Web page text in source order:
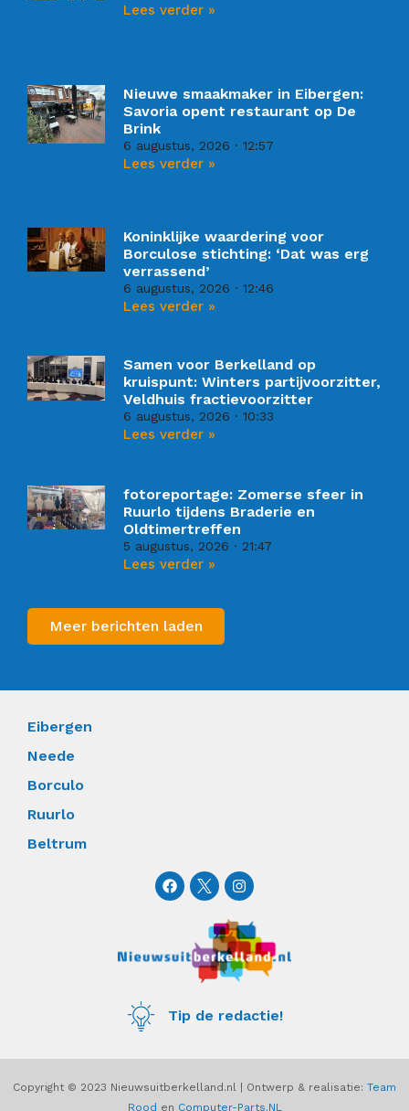
Lees verder »
Nieuwe smaakmaker in Eibergen:
Savoria opent restaurant op De
Brink
6 augustus, 2026 12:57
Lees verder »
Koninklijke waardering voor
Borculose stichting: ‘Dat was erg
verrassend’
6 augustus, 2026 12:46
Lees verder »
Samen voor Berkelland op
kruispunt: Winters partijvoorzitter,
Veldhuis fractievoorzitter
6 augustus, 2026 10:33
Lees verder »
fotoreportage: Zomerse sfeer in
Ruurlo tijdens Braderie en
Oldtimertreffen
5 augustus, 2026 21:47
Lees verder »
Meer berichten laden
Eibergen
Neede
Borculo
Ruurlo
Beltrum
F
a
c
o
o
I
n
s
t
a
g
r
a
Tip de redactie!
Copyright © 2023 Nieuwsuitberkelland.nl | Ontwerp & realisatie: Team
Rood en Computer-Parts.NL